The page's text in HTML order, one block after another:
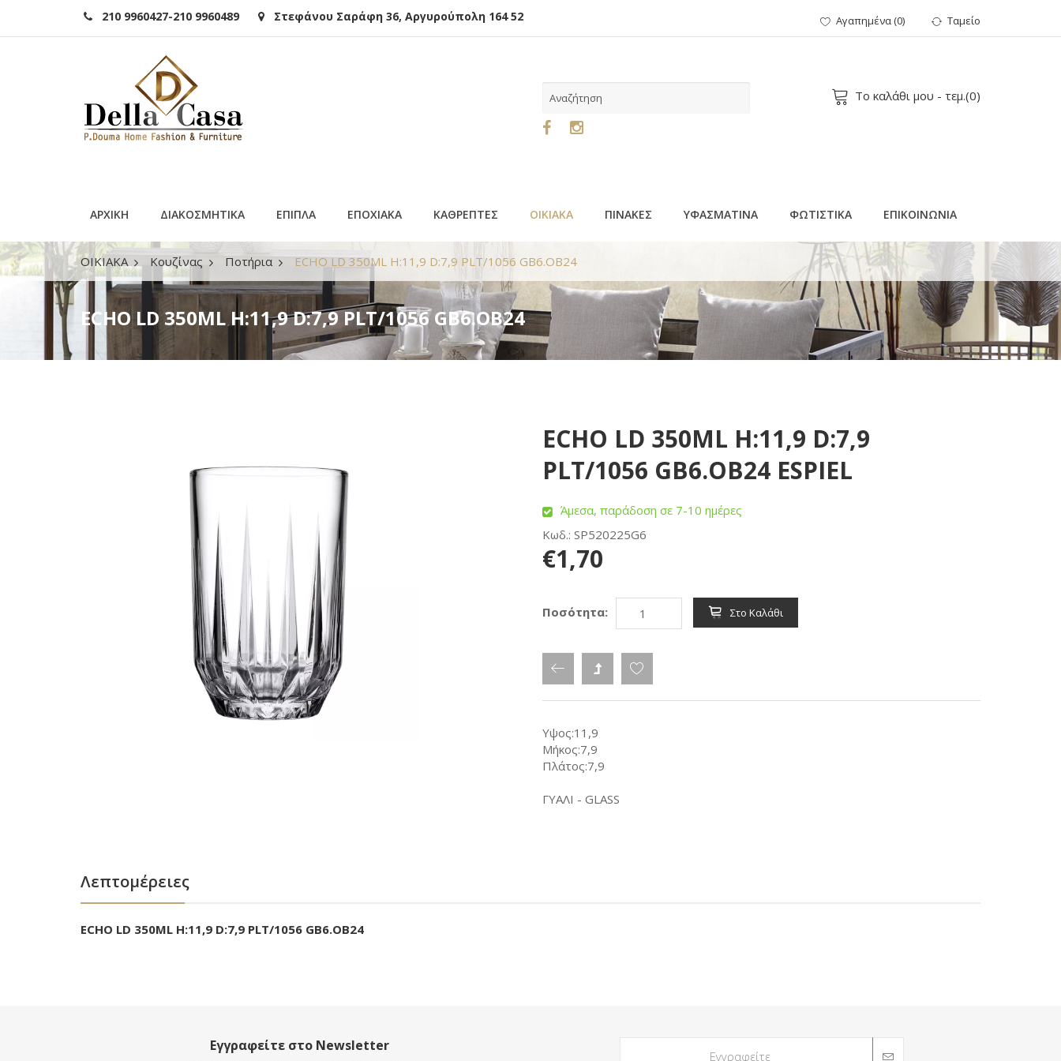
210 9960427-210 9960489 Στεφάνου Σαράφη 36, Αργυρούπολη 164 52 Αγαπημένα(0) Ταμείο
Το καλάθι μου - τεμ.(0)
ΑΡΧΙΚΗ ΔΙΑΚΟΣΜΗΤΙΚΑ ΕΠΙΠΛΑ ΕΠΟΧΙΑΚΑ ΚΑΘΡΕΠΤΕΣ ΟΙΚΙΑΚΑ ΠΙΝΑΚΕΣ ΥΦΑΣΜΑΤΙΝΑ ΦΩΤΙΣΤΙΚΑ ΕΠΙΚΟΙΝΩΝΙΑ
ΟΙΚΙΑΚΑ Κουζίνας Ποτήρια ECHO LD 350ML H:11,9 D:7,9 PLT/1056 GB6.OB24
ECHO LD 350ML H:11,9 D:7,9 PLT/1056 GB6.OB24
ECHO LD 350ML H:11,9 D:7,9
PLT/1056 GB6.OB24 ESPIEL
Άμεσα, παράδοση σε 7-10 ημέρες
Κωδ.: SP520225G6
€1,70
Ποσότητα: Στο Καλάθι
Υψος:11,9
Μήκος:7,9
Πλάτος:7,9
ΓΥΑΛΙ - GLASS
Λεπτομέρειες
ECHO LD 350ML H:11,9 D:7,9 PLT/1056 GB6.OB24
Εγγραφείτε στο Newsletter